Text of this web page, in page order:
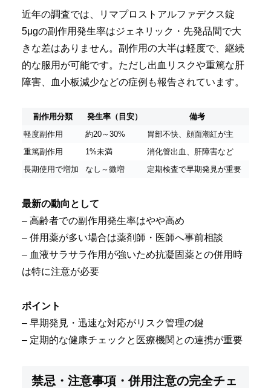
近年の調査では、リマプロストアルファデクス錠
5μgの副作用発生率はジェネリック・先発品間で大
きな差はありません。副作用の大半は軽度で、継続
的な服用が可能です。ただし出血リスクや重篤な肝
障害、血小板減少などの症例も報告されています。
副作用分類 発生率（目安）
備考
軽度副作用
約20～30%
胃部不快、顔面潮紅が主
重篤副作用
1%未満
消化管出血、肝障害など
長期使用で増加
なし～微増 定期検査で早期発見が重要
最新の動向として
– 高齢者での副作用発生率はやや高め
– 併用薬が多い場合は薬剤師・医師へ事前相談
– 血液サラサラ作用が強いため抗凝固薬との併用時
は特に注意が必要
ポイント
– 早期発見・迅速な対応がリスク管理の鍵
– 定期的な健康チェックと医療機関との連携が重要
禁忌・注意事項・併用注意の完全チェ